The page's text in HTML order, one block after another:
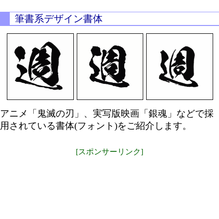
筆書系デザイン書体
アニメ「鬼滅の刃」、実写版映画「銀魂」などで採
用されている書体(フォント)をご紹介します。
[スポンサーリンク]